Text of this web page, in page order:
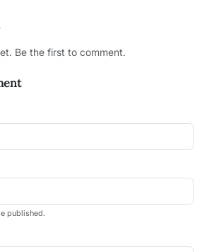
Be the first to comment.
published.